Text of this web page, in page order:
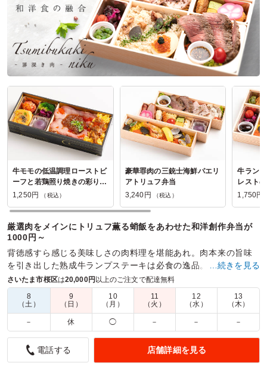
熊嵩Tokyoの口コミをもっと見る
牛モモの低温調理ローストビ
ーフと若鶏照り焼きの彩り弁
当
1,250円 （税込）
豪華罪肉の三銃士海鮮パエリ
アトリュフ弁当
3,240円
（税込）
牛ラン
レスト
フ弁当
1,750円
厳選肉をメインにトリュフ薫る蛸飯をあわせた和洋創作弁当が
1000円～
背徳感すら感じる美味しさの肉料理を堪能あれ。肉本来の旨味
を引き出した熟成牛ランプステーキは必食の逸品。シェフ特製
トリュフ薫る蛸飯や赤シャリ使用のお寿司と一緒に召し上がれ
商品数： 締切日時： 2日前17:00 価格帯：
1,250円～3,800円
配達時間：
8:30～16:00
見た目にも華やかで、美味しいお弁当でした
4.5
…続きを見る
さいたま市桜区は20,000円以上のご注文で配達無料
8
（土）
9
（日）
10
（月）
11
（火）
12
（水）
13
（木）
－ 休 ◯ － － －
電話する 店舗詳細を見る